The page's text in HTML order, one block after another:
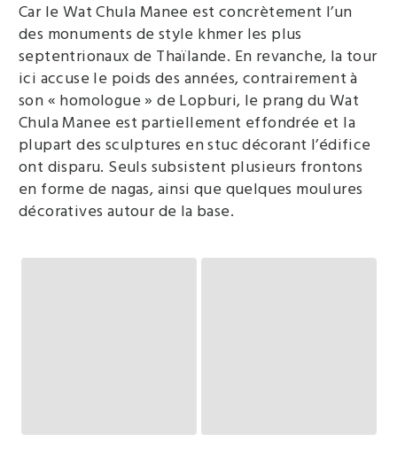
Car le Wat Chula Manee est concrètement l’un
des monuments de style khmer les plus
septentrionaux de Thaïlande. En revanche, la tour
ici accuse le poids des années, contrairement à
son « homologue » de Lopburi, le prang du Wat
Chula Manee est partiellement effondrée et la
plupart des sculptures en stuc décorant l’édifice
ont disparu. Seuls subsistent plusieurs frontons
en forme de nagas, ainsi que quelques moulures
décoratives autour de la base.